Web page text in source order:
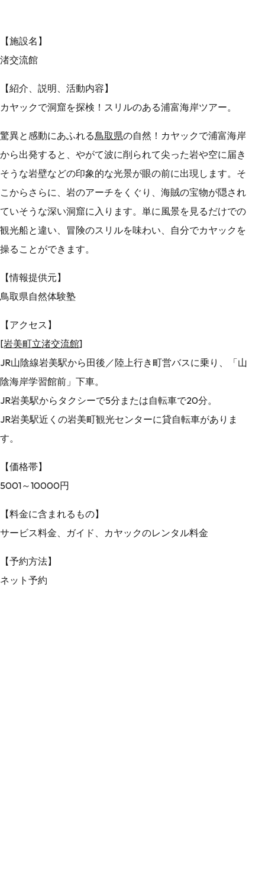
【施設名】
渚交流館
【紹介、説明、活動内容】
カヤックで洞窟を探検！スリルのある浦富海岸ツアー。
驚異と感動にあふれる鳥取県の自然！カヤックで浦富海岸
から出発すると、やがて波に削られて尖った岩や空に届き
そうな岩壁などの印象的な光景が眼の前に出現します。そ
こからさらに、岩のアーチをくぐり、海賊の宝物が隠され
ていそうな深い洞窟に入ります。単に風景を見るだけでの
観光船と違い、冒険のスリルを味わい、自分でカヤックを
操ることができます。
【情報提供元】
鳥取県自然体験塾
【アクセス】
[岩美町立渚交流館]
JR山陰線岩美駅から田後／陸上行き町営バスに乗り、「山
陰海岸学習館前」下車。
JR岩美駅からタクシーで5分または自転車で20分。
JR岩美駅近くの岩美町観光センターに貸自転車がありま
す。
【価格帯】
5001～10000円
【料金に含まれるもの】
サービス料金、ガイド、カヤックのレンタル料金
【予約方法】
ネット予約